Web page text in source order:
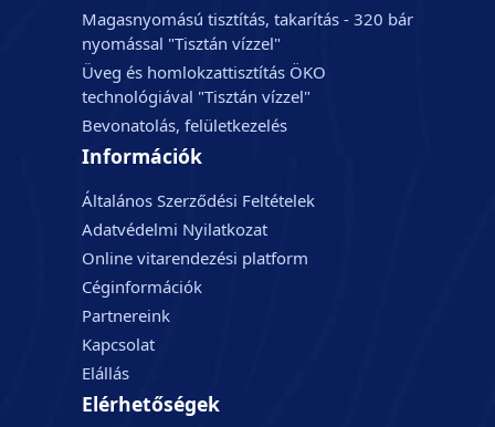
Magasnyomású tisztítás, takarítás - 320 bár
nyomással "Tisztán vízzel"
Üveg és homlokzattisztítás ÖKO
technológiával "Tisztán vízzel"
Bevonatolás, felületkezelés
Információk
Általános Szerződési Feltételek
Adatvédelmi Nyilatkozat
Online vitarendezési platform
Céginformációk
Partnereink
Kapcsolat
Elállás
Elérhetőségek